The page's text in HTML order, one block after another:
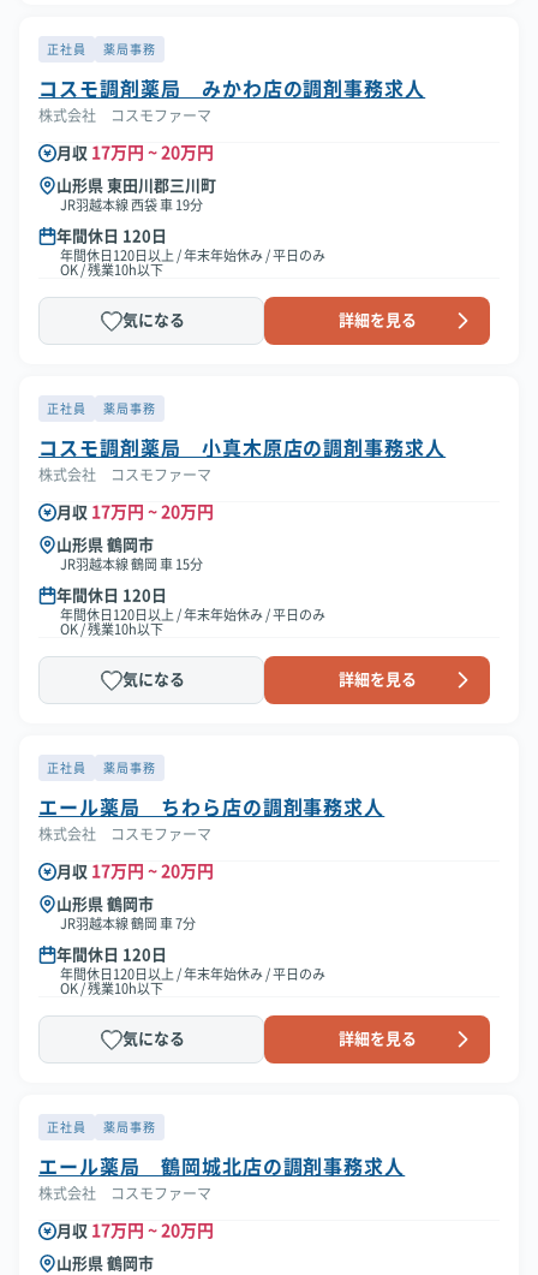
正社員 薬局事務
コスモ調剤薬局 みかわ店の調剤事務求人
株式会社 コスモファーマ
月収 17万円 ~ 20万円
山形県 東田川郡三川町
JR羽越本線 西袋 車 19分
年間休日 120日
年間休日120日以上 / 年末年始休み / 平日のみ
OK / 残業10h以下
気になる 詳細を見る
正社員 薬局事務
コスモ調剤薬局 小真木原店の調剤事務求人
株式会社 コスモファーマ
月収 17万円 ~ 20万円
山形県 鶴岡市
JR羽越本線 鶴岡 車 15分
年間休日 120日
年間休日120日以上 / 年末年始休み / 平日のみ
OK / 残業10h以下
気になる 詳細を見る
正社員 薬局事務
エール薬局 ちわら店の調剤事務求人
株式会社 コスモファーマ
月収 17万円 ~ 20万円
山形県 鶴岡市
JR羽越本線 鶴岡 車 7分
年間休日 120日
年間休日120日以上 / 年末年始休み / 平日のみ
OK / 残業10h以下
気になる 詳細を見る
正社員 薬局事務
エール薬局 鶴岡城北店の調剤事務求人
株式会社 コスモファーマ
月収 17万円 ~ 20万円
山形県 鶴岡市